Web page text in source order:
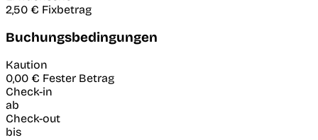
2,50 € Fixbetrag
Buchungsbedingungen
Kaution
0,00 € Fester Betrag
Check-in
ab
Check-out
bis